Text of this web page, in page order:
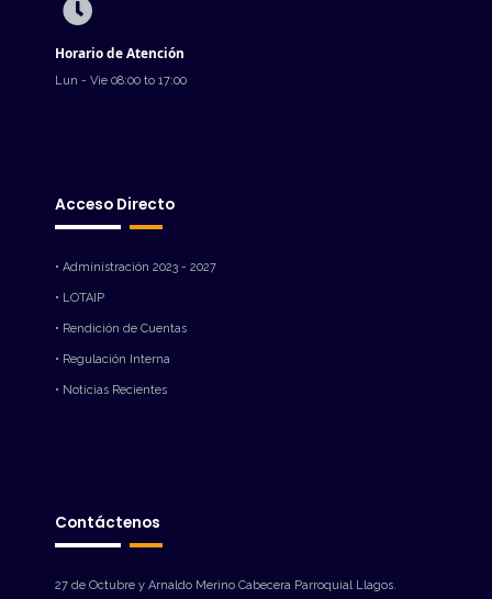
Horario de Atención
Lun - Vie 08:00 to 17:00
Acceso Directo
• Administración 2023 - 2027
• LOTAIP
• Rendición de Cuentas
• Regulación Interna
• Noticias Recientes
Contáctenos
27 de Octubre y Arnaldo Merino Cabecera Parroquial Llagos.